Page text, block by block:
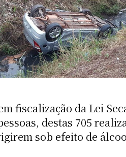
fiscalização da Lei
destas 705
sob efeito de